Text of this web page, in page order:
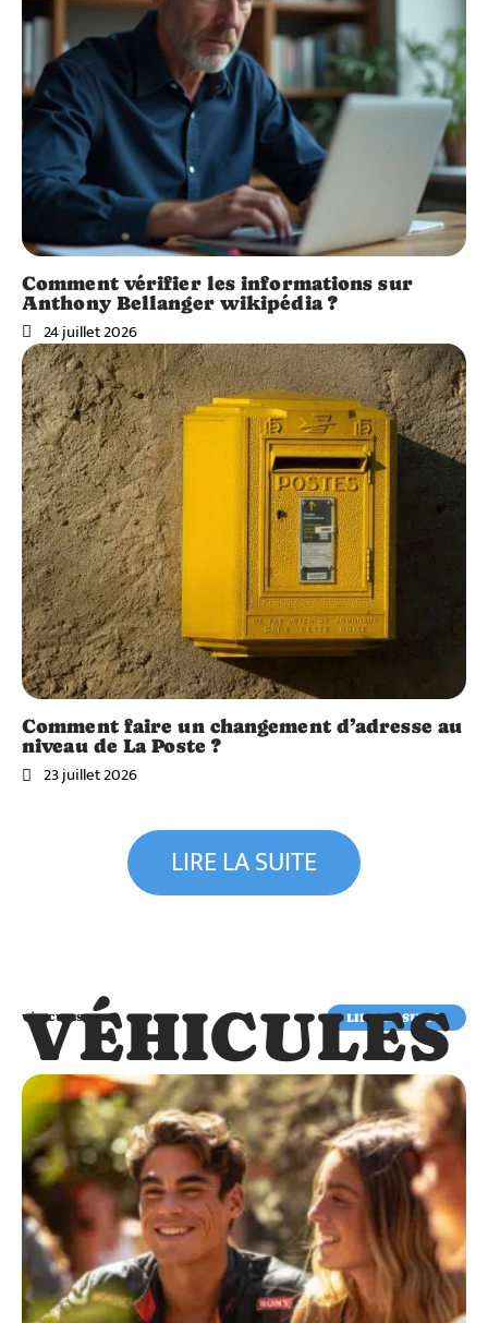
Comment vérifier les informations sur
Anthony Bellanger wikipédia ?
24 juillet 2026
Comment faire un changement d’adresse au
niveau de La Poste ?
23 juillet 2026
LIRE LA SUITE
VÉHICULES
VÉHICULES LIRE LA SUITE